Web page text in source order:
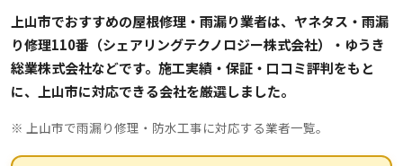
上山市でおすすめの屋根修理・雨漏り業者は、ヤネタス・雨漏
り修理110番（シェアリングテクノロジー株式会社）・ゆうき
総業株式会社などです。施工実績・保証・口コミ評判をもと
に、上山市に対応できる会社を厳選しました。
※ 上山市で雨漏り修理・防水工事に対応する業者一覧。